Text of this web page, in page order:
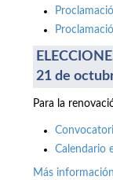
21 de
Para la
Calendario
Más información